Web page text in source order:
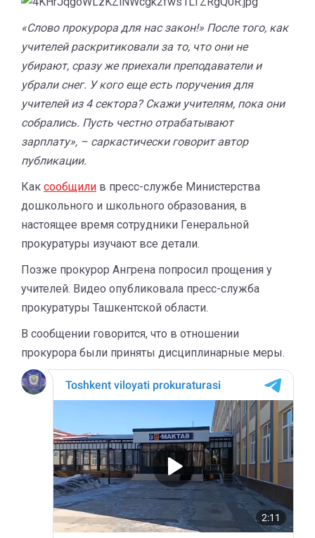
«Слово прокурора для нас закон!» После того, как
учителей раскритиковали за то, что они не
убирают, сразу же приехали преподаватели и
убрали снег. У кого еще есть поручения для
учителей из 4 сектора? Скажи учителям, пока они
собрались. Пусть честно отрабатывают
зарплату», – саркастически говорит автор
публикации.
Как сообщили в пресс-службе Министерства
дошкольного и школьного образования, в
настоящее время сотрудники Генеральной
прокуратуры изучают все детали.
Позже прокурор Ангрена попросил прощения у
учителей. Видео опубликовала пресс-служба
прокуратуры Ташкентской области.
В сообщении говорится, что в отношении
прокурора были приняты дисциплинарные меры.